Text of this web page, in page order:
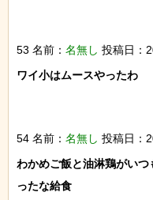
53 名前： 名無し 投稿日：
ワイ小はムースやったわ
54 名前： 名無し 投稿日：
わかめご飯と油淋鶏がい
ったな給食